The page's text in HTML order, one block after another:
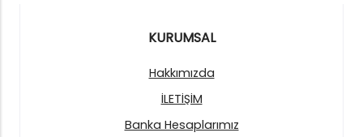
KURUMSAL
Hakkımızda
İLETİŞİM
Banka Hesaplarımız